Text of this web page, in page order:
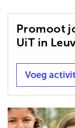
Voeg
Promoot
UiT in